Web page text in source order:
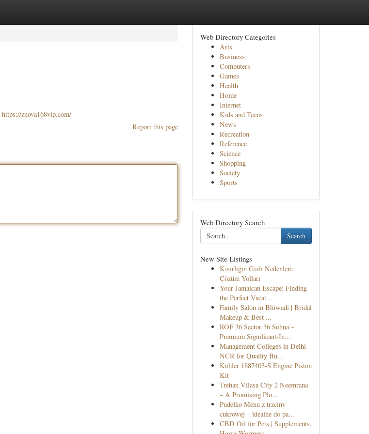
https://znova168vip.com/
Report this page
Web Directory Categories
Arts
Business
Computers
Games
Health
Home
Internet
Kids and Teens
News
Recreation
Reference
Science
Shopping
Society
Sports
Web Directory Search
Search
New Site Listings
Kısırlığın Gizli Nedenleri:
Çözüm Yolları
Your Jamaican Escape: Finding
the Perfect Vacat...
Family Salon in Bhiwadi | Bridal
Makeup & Best ...
ROF 36 Sector 36 Sohna –
Premium Significant-In...
Management Colleges in Delhi
NCR for Quality Bu...
Kohler 1887403-S Engine Piston
Kit
Trehan Vilasa City 2 Neemrana
– A Promising Plo...
Pudełko Menu z trzciny
cukrowej – idealne do pa...
CBD Oil for Pets | Supplements,